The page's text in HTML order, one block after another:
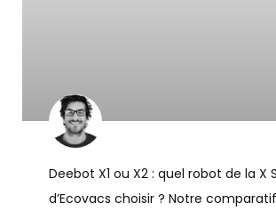
Deebot X1 ou X2 : quel robot de la X
d’Ecovacs choisir ? Notre